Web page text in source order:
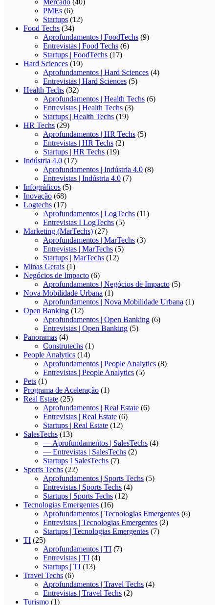
Mercado (40)
PMEs (6)
Startups (12)
Food Techs (34)
Aprofundamentos | FoodTechs (9)
Entrevistas | Food Techs (6)
Startups | FoodTechs (17)
Hard Sciences (10)
Aprofundamentos | Hard Sciences (4)
Entrevistas | Hard Sciences (5)
Health Techs (32)
Aprofundamentos | Health Techs (6)
Entrevistas | Health Techs (3)
Startups | Health Techs (19)
HR Techs (29)
Aprofundamentos | HR Techs (5)
Entrevistas | HR Techs (2)
Startups | HR Techs (19)
Indústria 4.0 (17)
Aprofundamentos | Indústria 4.0 (8)
Entrevistas | Indústria 4.0 (7)
Infográficos (5)
Inovação (68)
Logtechs (17)
Aprofundamentos | LogTechs (11)
Entrevistas I LogTechs (5)
Marketing (MarTechs) (27)
Aprofundamentos | MarTechs (3)
Entrevistas | MarTechs (5)
Startups | MarTechs (12)
Minas Gerais (1)
Negócios de Impacto (6)
Aprofundamentos | Negócios de Impacto (5)
Nova Mobilidade Urbana (1)
Aprofundamentos | Nova Mobilidade Urbana (1)
Open Banking (12)
Aprofundamentos | Open Banking (6)
Entrevistas | Open Banking (5)
Panoramas (4)
Construtechs (1)
People Analytics (14)
Aprofundamentos | People Analytics (8)
Entrevistas | People Analytics (5)
Pets (1)
Programa de Aceleração (1)
Real Estate (25)
Aprofundamentos | Real Estate (6)
Entrevistas | Real Estate (6)
Startups | Real Estate (12)
SalesTechs (13)
— Aprofundamentos | SalesTechs (4)
— Entrevistas | SalesTechs (2)
Startups I SalesTechs (7)
Sports Techs (22)
Aprofundamentos | Sports Techs (5)
Entrevistas | Sports Techs (4)
Startups | Sports Techs (12)
Tecnologias Emergentes (16)
Aprofundamentos | Tecnologias Emergentes (6)
Entrevistas | Tecnologias Emergentes (2)
Startups | Tecnologias Emergentes (7)
TI (25)
Aprofundamentos | TI (7)
Entrevistas | TI (4)
Startups | TI (13)
Travel Techs (6)
Aprofundamentos | Travel Techs (4)
Entrevistas | Travel Techs (2)
Turismo (1)